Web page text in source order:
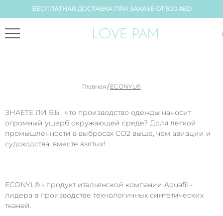
БЕСПЛАТНАЯ ДОСТАВКА ПРИ ЗАКАЗЕ ОТ 500 AED
Главная / ECONYL®
ЗНАЕТЕ ЛИ ВЫ, что производство одежды наносит
огромный ущерб окружающей среде? Доля легкой
промышленности в выбросах CO2 выше, чем авиации и
судоходства, вместе взятых!
ECONYL® - продукт итальянской компании Aquafil -
лидера в производстве технологичных синтетических
тканей.